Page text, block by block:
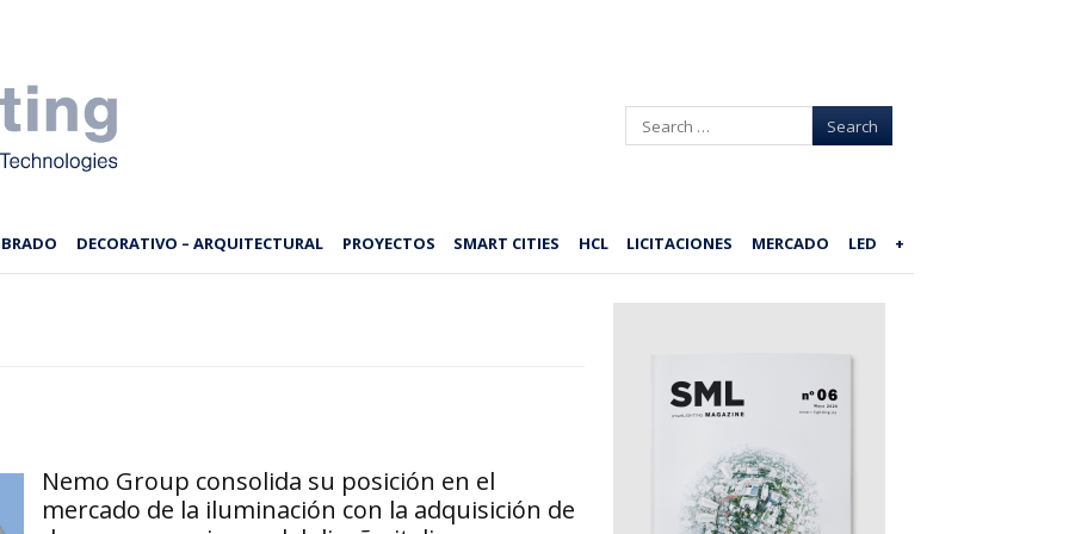
Search
DECORATIVO – ARQUITECTURAL PROYECTOS SMART CITIES HCL LICITACIONES MERCADO LED +
Nemo Group consolida su posición en el
mercado de la iluminación con la adquisición de